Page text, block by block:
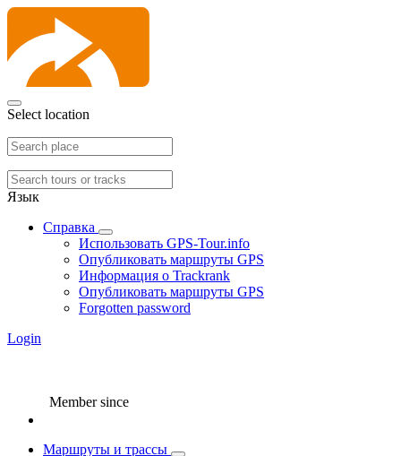
Select location
Язык
Справка
Использовать GPS-Tour.info
Опубликовать маршруты GPS
Информация о Trackrank
Опубликовать маршруты GPS
Forgotten password
Login
Member since
Маршруты и трассы